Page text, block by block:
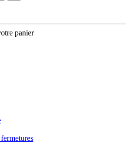
panier